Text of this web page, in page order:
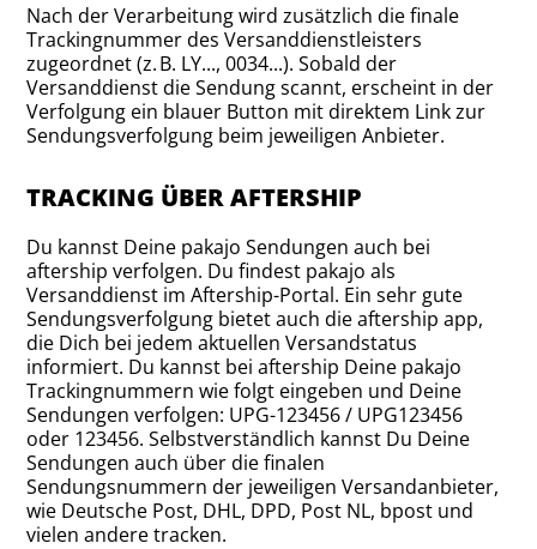
Nach der Verarbeitung wird zusätzlich die finale
Trackingnummer des Versanddienstleisters
zugeordnet (z. B. LY..., 0034...). Sobald der
Versanddienst die Sendung scannt, erscheint in der
Verfolgung ein blauer Button mit direktem Link zur
Sendungsverfolgung beim jeweiligen Anbieter.
TRACKING ÜBER AFTERSHIP
Du kannst Deine pakajo Sendungen auch bei
aftership verfolgen. Du findest pakajo als
Versanddienst im Aftership-Portal. Ein sehr gute
Sendungsverfolgung bietet auch die aftership app,
die Dich bei jedem aktuellen Versandstatus
informiert. Du kannst bei aftership Deine pakajo
Trackingnummern wie folgt eingeben und Deine
Sendungen verfolgen: UPG-123456 / UPG123456
oder 123456. Selbstverständlich kannst Du Deine
Sendungen auch über die finalen
Sendungsnummern der jeweiligen Versandanbieter,
wie Deutsche Post, DHL, DPD, Post NL, bpost und
vielen andere tracken.